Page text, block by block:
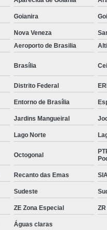
Goianira
Nova Veneza
Aeroporto de Brasilia
Brasília
Distrito Federal
Entorno de Brasília
Jardins Mangueiral
Lago Norte
Octogonal
Recanto das Emas SIA
Sudeste
ZE Zona Especial
Águas claras